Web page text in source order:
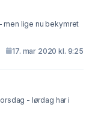
men lige nu bekymret
17. mar 2020 kl. 9:25
- lørdag har i